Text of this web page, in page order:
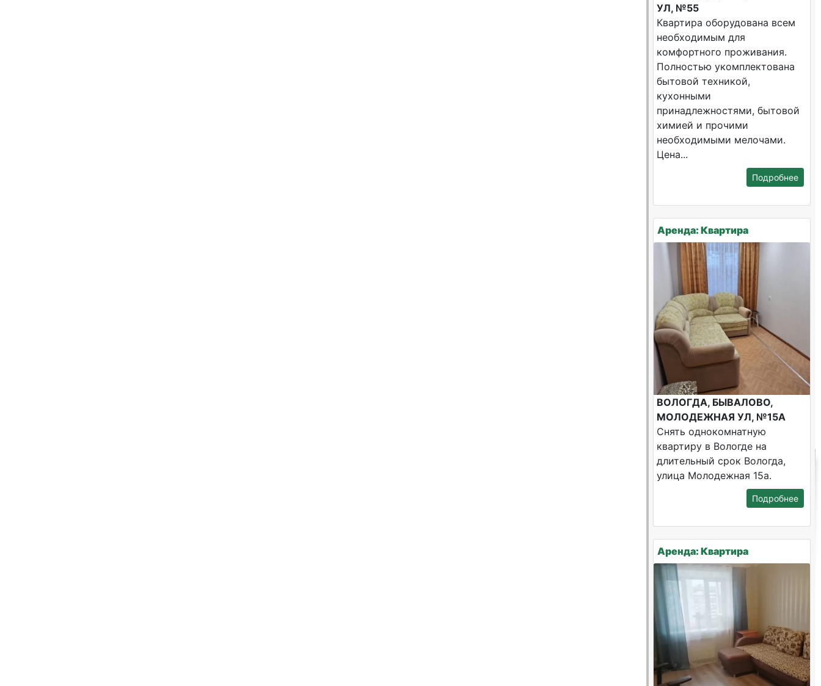
УЛ, №55
Квартира оборудована всем
необходимым для
комфортного проживания.
Полностью укомплектована
бытовой техникой,
кухонными
принадлежностями, бытовой
химией и прочими
необходимыми мелочами.
Цена...
Подробнее
Аренда: Квартира
ВОЛОГДА, БЫВАЛОВО,
МОЛОДЕЖНАЯ УЛ, №15А
Снять однокомнатную
квартиру в Вологде на
длительный срок Вологда,
улица Молодежная 15а.
Подробнее
Аренда: Квартира